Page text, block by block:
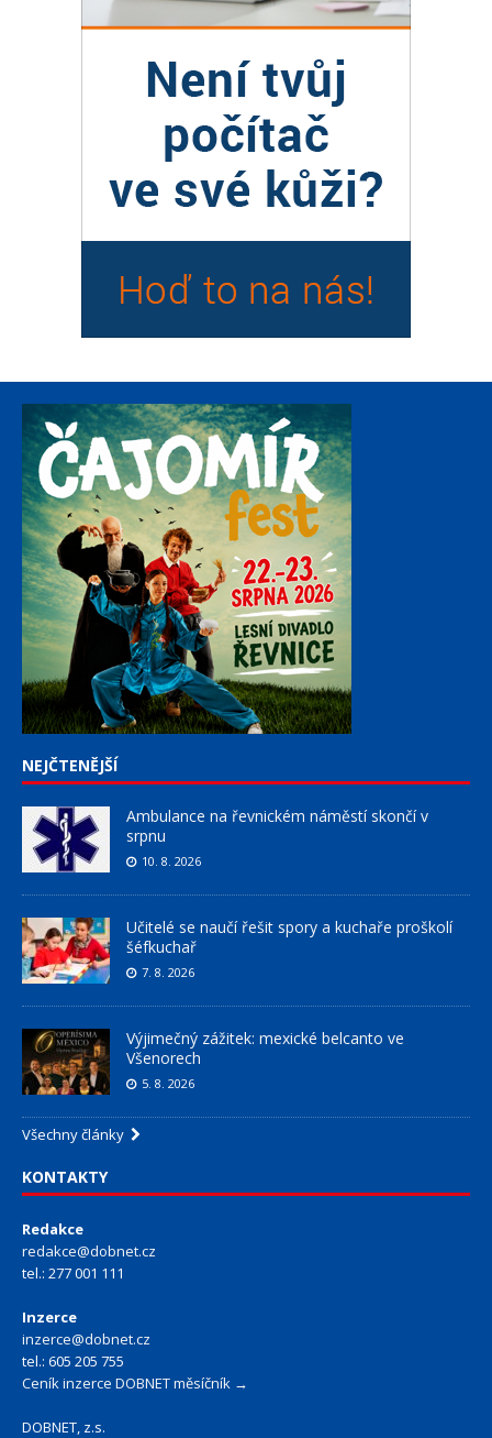
NEJČTENĚJŠÍ
Ambulance na řevnickém náměstí skončí v
srpnu
10. 8. 2026
Učitelé se naučí řešit spory a kuchaře proškolí
šéfkuchař
7. 8. 2026
Výjimečný zážitek: mexické belcanto ve
Všenorech
5. 8. 2026
Všechny články
KONTAKTY
Redakce
redakce@dobnet.cz
tel.: 277 001 111
Inzerce
inzerce@dobnet.cz
tel.: 605 205 755
Ceník inzerce DOBNET měsíčník →
DOBNET, z.s.